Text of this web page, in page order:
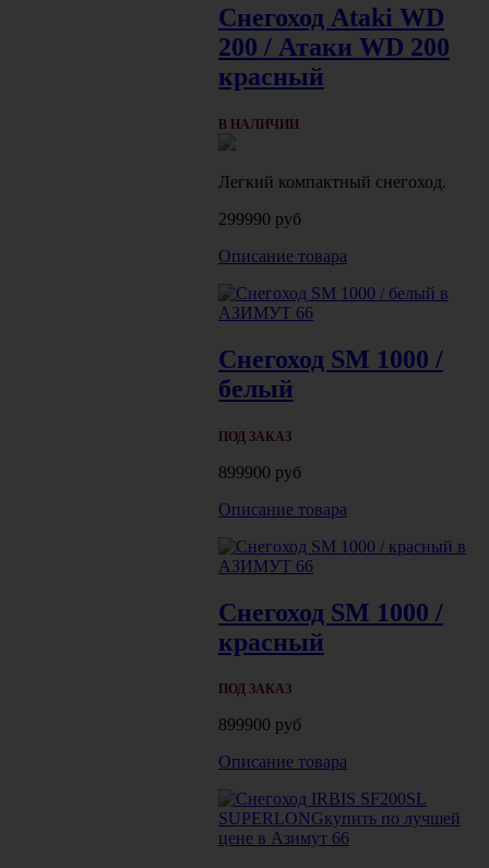
Снегоход Ataki WD
200 / Атаки WD 200
красный
В НАЛИЧИИ
Легкий компактный снегоход.
299990 руб
Описание товара
Снегоход SM 1000 /
белый
ПОД ЗАКАЗ
899900 руб
Описание товара
Снегоход SM 1000 /
красный
ПОД ЗАКАЗ
899900 руб
Описание товара